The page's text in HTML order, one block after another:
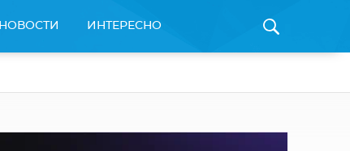
НОВОСТИ ИНТЕРЕСНО